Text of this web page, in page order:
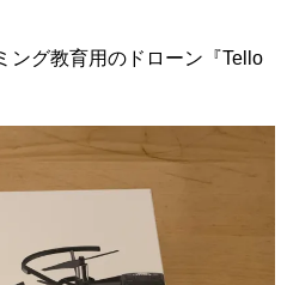
ング教育用のドローン『Tello